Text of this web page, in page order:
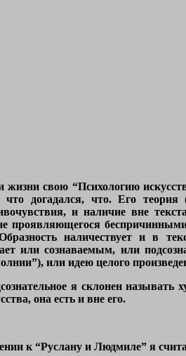
свою “Психологию
догадался, что. Его теория
и наличие вне
проявляющегося
Образность наличествует и
или сознаваемым, или
или идею целого
я склонен называть
она есть и вне его.
к “Руслану и Людмиле” я